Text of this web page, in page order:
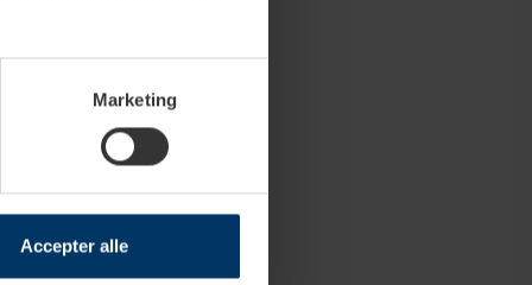
Marketing
Accepter alle